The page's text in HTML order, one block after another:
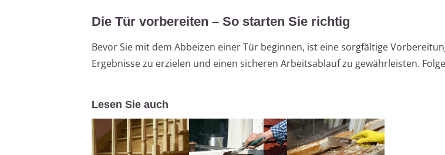
Die Tür vorbereiten – So starten Sie richtig
Bevor Sie mit dem Abbeizen einer Tür beginnen, ist eine sorgfältige
Ergebnisse zu erzielen und einen sicheren Arbeitsablauf zu gewährleisten.
Lesen Sie auch